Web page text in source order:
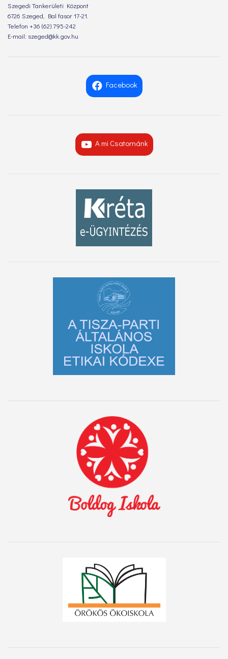
Szegedi Tankerületi Központ
6726 Szeged, Bal fasor 17-21.
Telefon +36 (62) 795-242
E-mail: szeged@kk.gov.hu
Facebook
A mi Csatornánk